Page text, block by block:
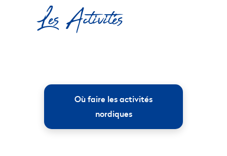
Les Activités
Où faire les activités
nordiques